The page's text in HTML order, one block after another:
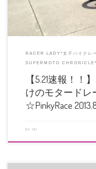
RACER LADY*女子バイクレ
SUPERMOTO
【5.21速報！
けのモタードレ
☆PinkyRace
by rei